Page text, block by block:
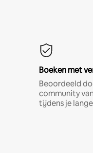
Boeken met
Beoordeeld
community
tijdens je